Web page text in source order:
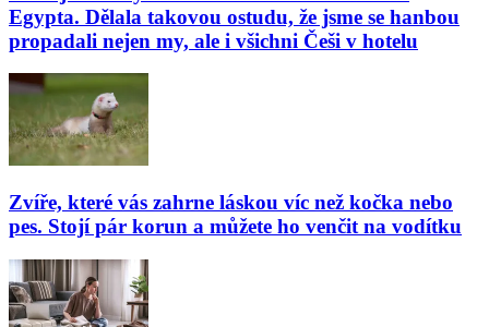
Egypta. Dělala takovou ostudu, že jsme se hanbou
propadali nejen my, ale i všichni Češi v hotelu
Zvíře, které vás zahrne láskou víc než kočka nebo
pes. Stojí pár korun a můžete ho venčit na vodítku